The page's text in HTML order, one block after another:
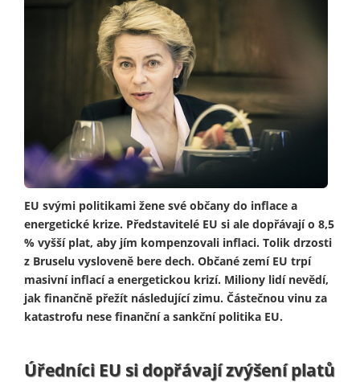
EU svými politikami žene své občany do inflace a
energetické krize. Představitelé EU si ale dopřávají o 8,5
% vyšší plat, aby jím kompenzovali inflaci. Tolik drzosti
z Bruselu vysloveně bere dech. Občané zemí EU trpí
masivní inflací a energetickou krizí. Miliony lidí nevědí,
jak finančně přežít následující zimu. Částečnou vinu za
katastrofu nese finanční a sankční politika EU.
Úředníci EU si dopřávají zvýšení platů